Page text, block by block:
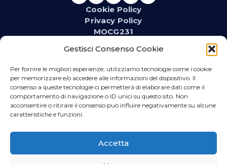
Gestisci Consenso Cookie
Per fornire le migliori esperienze, utilizziamo tecnologie come i cookie
per memorizzare e/o accedere alle informazioni del dispositivo. Il
consenso a queste tecnologie ci permetterà di elaborare dati come il
comportamento di navigazione o ID unici su questo sito. Non
acconsentire o ritirare il consenso può influire negativamente su alcune
caratteristiche e funzioni.
Accetta
Cookie Policy
Privacy Policy
MOCG231
promozioni, eventi e contenuti dedicati.
WhatsApp
ed elettrico.